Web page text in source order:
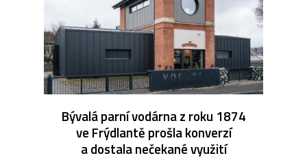
Bývalá parní vodárna z roku 1874
ve Frýdlantě prošla konverzí
a dostala nečekané využití